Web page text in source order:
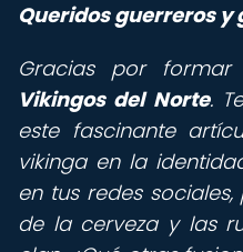
Queridos guerreros y
Gracias por
Vikingos del Norte.
este fascinante
vikinga en la
en tus redes
de la cerveza y las